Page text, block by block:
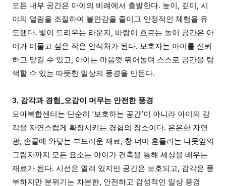
모든 내부 공간은 아이의 비례에서 출발한다. 높이, 깊이, 시
야의 열림을 조절하여 불안감을 줄이고 안정적인 체험을 유
도했다. 빛이 드리우는 라운지, 바람이 흐르는 놀이 공간은 아
이가 머물고 싶은 작은 안식처가 된다. 보호자는 아이를 신뢰
하고 맡길 수 있고, 아이는 마음껏 뛰어놀며 스스로 공간을 탐
색할 수 있는 따뜻한 일상의 풍경을 만든다.
3. 감각과 경험_오감이 머무는 안전한 풍경
모아복합센터는 단순히 ‘보호하는 공간’이 아니라 아이의 감
각을 자연스럽게 확장시키는 경험의 장소이다. 은은한 자연
광, 손끝에 와닿는 부드러운 재료, 창 너머 흔들리는 나뭇잎의
그림자까지 모든 요소는 아이가 건축을 통해 세상을 배우는
재료가 된다. 시선은 열려 있지만 공간은 보호되고, 감각은 풍
부하지만 분위기는 차분한, 안전하고 감성적인 일상 풍경